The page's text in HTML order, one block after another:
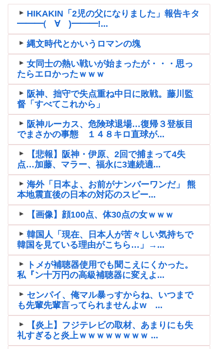
HIKAKIN「2児の父になりました」報告キタ
━━━(゚∀゚)━━━!...
縄文時代とかいうロマンの塊
女同士の熱い戦いが始まったが・・・思っ
たらエロかったｗｗｗ
阪神、拙守で失点重ね中日に敗戦。藤川監
督「すべてこれから」
阪神ルーカス、危険球退場…復帰３登板目
でまさかの事態 １４８キロ直球が...
【悲報】阪神・伊原、2回で捕まって4失
点…加藤、マラー、福永に3連続適...
海外「日本よ、お前がナンバーワンだ」 熊
本地震直後の日本の対応のスピー...
【画像】顔100点、体30点の女ｗｗｗ
韓国人「現在、日本人が苦々しい気持ちで
韓国を見ている理由がこちら…」→...
トメが補聴器使用でも聞こえにくかった。
私『ン十万円の高級補聴器に変えよ...
センパイ、俺マル暴っすからね、いつまで
も先輩先輩言ってられませんよw ...
【炎上】フジテレビの取材、あまりにも失
礼すぎると炎上ｗｗｗｗｗｗｗｗ ...